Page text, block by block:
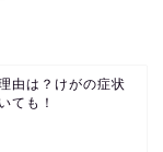
由は？けがの症状
ても！